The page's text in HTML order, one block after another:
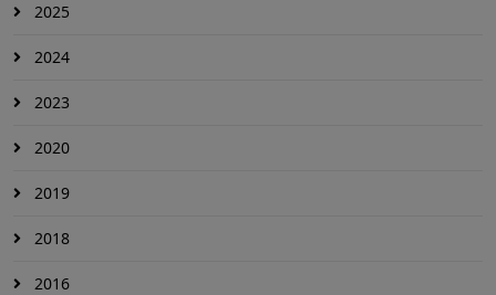
2025
2024
2023
2020
2019
2018
2016